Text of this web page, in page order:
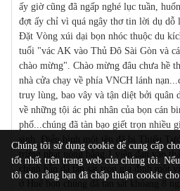
ấy giờ cũng đã ngấp nghé lục tuần,
đợt ấy chỉ vì quá ngây thơ tin lời dụ dỗ
Đặt Vòng xúi dại bọn nhóc thuộc du
tuổi "vác AK vào Thủ Đô Sài Gòn và
chào mừng". Chào mừng đâu chưa hề
nhà cửa chạy về phía VNCH lánh
truy lùng, bao vây và tận diệt bởi quân
về những tội ác phi nhân của bọn cán
phố...chúng đã tàn bạo giết trọn nhiều
sinh. Điển hình một tên đã bị Thiếu
trừng phạt nóng bằng 1 viên đạn vào
chính hắn đã tàn sát trọn gia đình một
ở Huế bọn chúng đã tàn sát khỏang 8
Chúng tôi sử dụng cookie để cung cấp
tốt nhất trên trang web của chúng tôi.
tôi cho rằng bạn đã chấp thuận cookie